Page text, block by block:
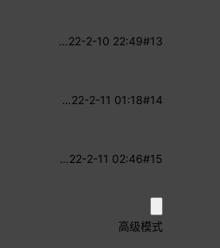
#13
22-2-10 22:49
…
#14
22-2-11 01:18
…
#15
22-2-11 02:46
…
高级模式